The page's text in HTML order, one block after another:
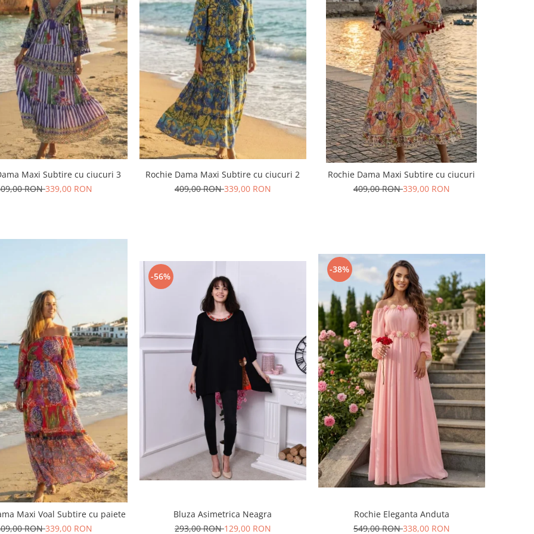
Maxi Subtire cu ciucuri 3
RON339,00 RON
Rochie Dama Maxi Subtire cu ciucuri 2
409,00 RON339,00 RON
Rochie Dama Maxi Subtire cu ciucuri
409,00 RON339,00 RON
Maxi Voal Subtire cu paiete
RON339,00 RON
-56%
Bluza Asimetrica Neagra
293,00 RON129,00 RON
-38%
Rochie Eleganta Anduta
549,00 RON338,00 RON